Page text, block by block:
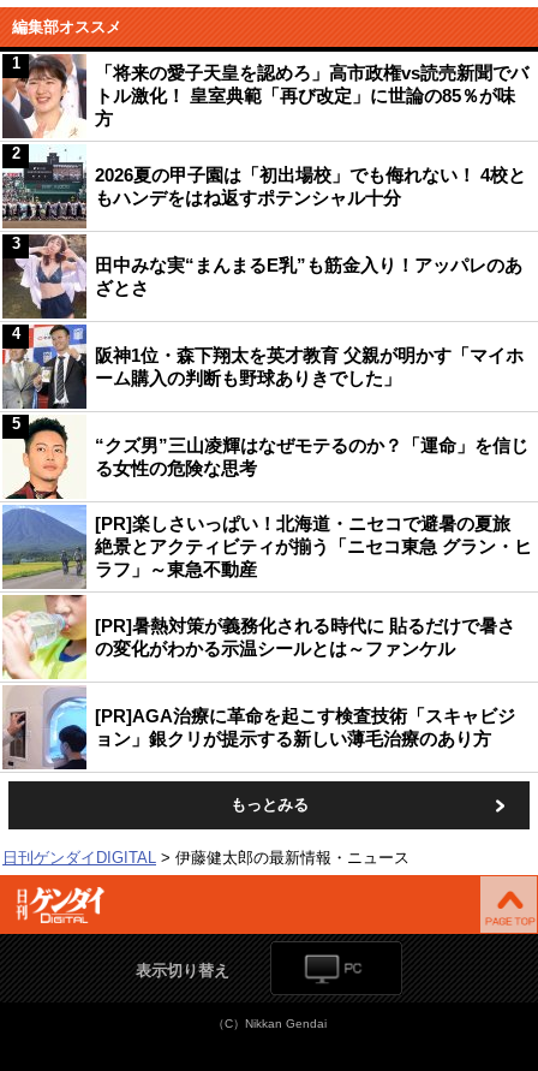
編集部オススメ
「将来の愛子天皇を認めろ」高市政権vs読売新聞でバ
トル激化！ 皇室典範「再び改定」に世論の85％が味
方
1
2026夏の甲子園は「初出場校」でも侮れない！ 4校と
もハンデをはね返すポテンシャル十分
2
田中みな実“まんまるE乳”も筋金入り！アッパレのあ
ざとさ
3
阪神1位・森下翔太を英才教育 父親が明かす「マイホ
ーム購入の判断も野球ありきでした」
4
“クズ男”三山凌輝はなぜモテるのか？「運命」を信じ
る女性の危険な思考
5
[PR]楽しさいっぱい！北海道・ニセコで避暑の夏旅
絶景とアクティビティが揃う「ニセコ東急 グラン・ヒ
ラフ」～東急不動産
[PR]暑熱対策が義務化される時代に 貼るだけで暑さ
の変化がわかる示温シールとは～ファンケル
[PR]AGA治療に革命を起こす検査技術「スキャビジ
ョン」銀クリが提示する新しい薄毛治療のあり方
もっとみる
日刊ゲンダイDIGITAL 伊藤健太郎の最新情報・ニュース
表示切り替え
（C）Nikkan Gendai